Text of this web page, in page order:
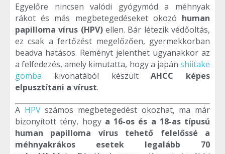
Egyelőre nincsen valódi gyógymód a méhnyak
rákot és más megbetegedéseket okozó human
papilloma vírus (HPV)ellen. Bár létezik védőoltás,
ez csak a fertőzést megelőzően, gyermekkorban
beadva hatásos. Reményt jelenthet ugyanakkor az
a felfedezés, amely kimutatta, hogy a japán shiitake
gomba kivonatából készültAHCC képes
elpusztítani a vírust.
A HPVszámos megbetegedést okozhat, ma már
bizonyított tény, hogy a 16-os és a 18-as típusú
human papilloma vírus tehető felelőssé a
méhnyakrákos esetek legalább 70